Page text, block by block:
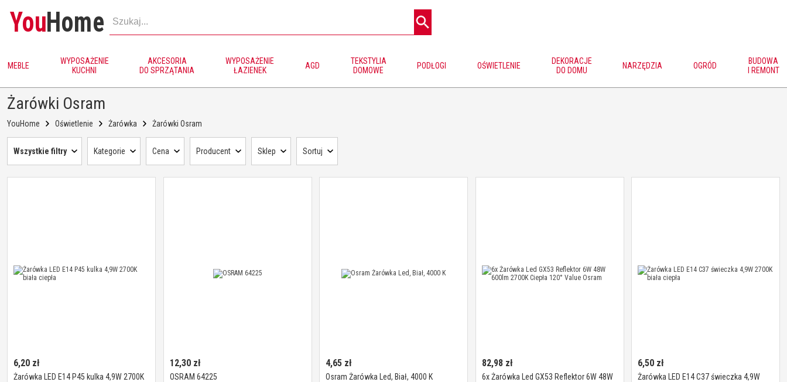
YouHome
MEBLE
WYPOSAŻENIE
KUCHNI
AKCESORIA
DO SPRZĄTANIA
WYPOSAŻENIE
ŁAZIENEK
AGD
TEKSTYLIA
DOMOWE
PODŁOGI OŚWIETLENIE
DEKORACJE
DO DOMU
NARZĘDZIA OGRÓD
BUDOWA
I REMONT
Żarówki Osram
YouHome Oświetlenie Żarówka Żarówki Osram
Wszystkie filtry Kategorie Cena Producent Sklep Sortuj
6,20 zł
Żarówka LED E14 P45 kulka 4,9W 2700K
12,30zł
OSRAM 64225
4,65 zł
Osram Żarówka Led, Biał, 4000 K
82,98zł
6x Żarówka Led GX53 Reflektor 6W 48W
6,50 zł
Żarówka LED E14 C37 świeczka 4,9W